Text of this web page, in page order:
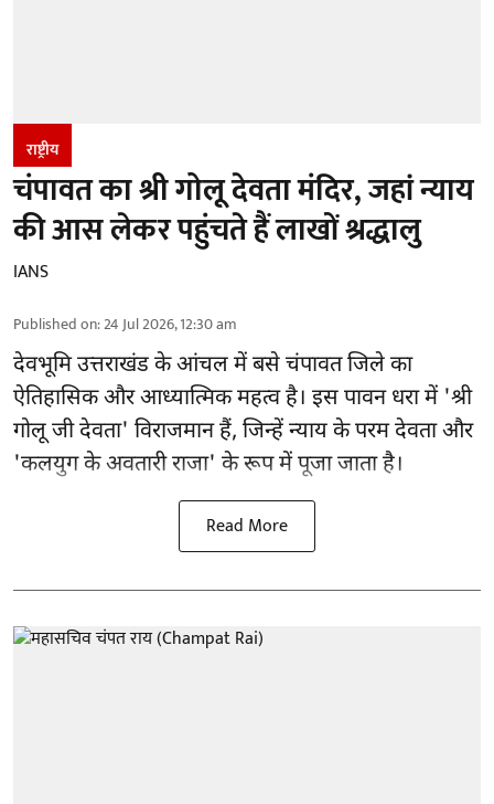
राष्ट्रीय
चंपावत का श्री गोलू देवता मंदिर, जहां न्याय
की आस लेकर पहुंचते हैं लाखों श्रद्धालु
IANS
Published on:24 Jul 2026, 12:30 am
देवभूमि उत्तराखंड के आंचल में बसे चंपावत जिले का
ऐतिहासिक और आध्यात्मिक महत्व है। इस पावन धरा में 'श्री
गोलू जी देवता' विराजमान हैं, जिन्हें न्याय के परम देवता और
'कलयुग के अवतारी राजा' के रूप में पूजा जाता है।
Read More